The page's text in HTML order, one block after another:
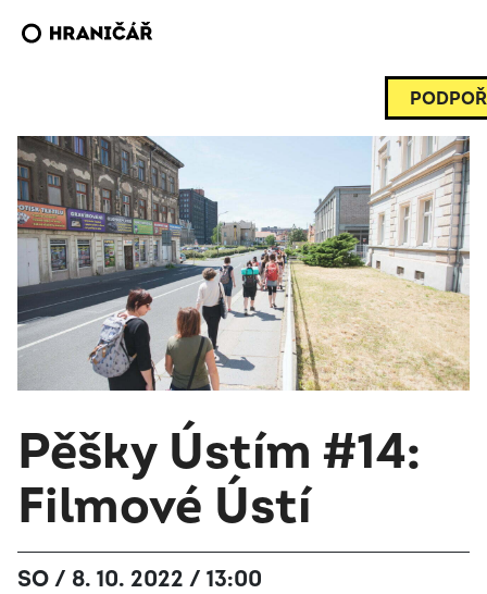
Pěšky Ústím #14:
Filmové Ústí
SO / 8. 10. 2022 / 13:00